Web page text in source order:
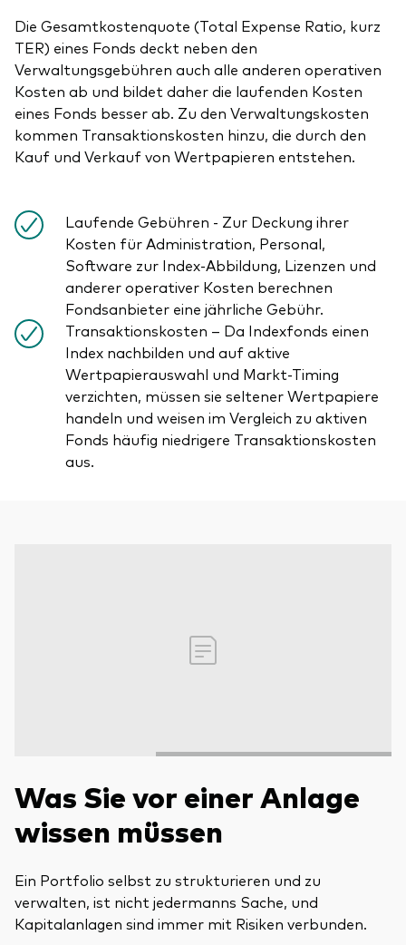
Die Gesamtkostenquote (Total Expense Ratio, kurz
TER) eines Fonds deckt neben den
Verwaltungsgebühren auch alle anderen operativen
Kosten ab und bildet daher die laufenden Kosten
eines Fonds besser ab. Zu den Verwaltungskosten
kommen Transaktionskosten hinzu, die durch den
Kauf und Verkauf von Wertpapieren entstehen.
Laufende Gebühren - Zur Deckung ihrer
Kosten für Administration, Personal,
Software zur Index-Abbildung, Lizenzen und
anderer operativer Kosten berechnen
Fondsanbieter eine jährliche Gebühr.
Transaktionskosten – Da Indexfonds einen
Index nachbilden und auf aktive
Wertpapierauswahl und Markt-Timing
verzichten, müssen sie seltener Wertpapiere
handeln und weisen im Vergleich zu aktiven
Fonds häufig niedrigere Transaktionskosten
aus.
Was Sie vor einer Anlage
wissen müssen
Ein Portfolio selbst zu strukturieren und zu
verwalten, ist nicht jedermanns Sache, und
Kapitalanlagen sind immer mit Risiken verbunden.